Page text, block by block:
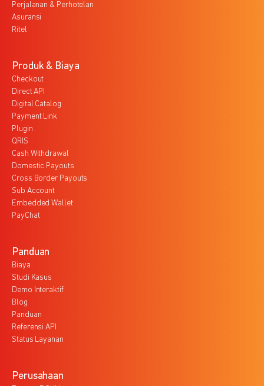
Perjalanan & Perhotelan
Asuransi
Ritel
Produk & Biaya
Checkout
Direct API
Digital Catalog
Payment Link
Plugin
QRIS
Cash Withdrawal
Domestic Payouts
Cross Border Payouts
Sub Account
Embedded Wallet
PayChat
Panduan
Biaya
Studi Kasus
Demo Interaktif
Blog
Panduan
Referensi API
Status Layanan
Perusahaan